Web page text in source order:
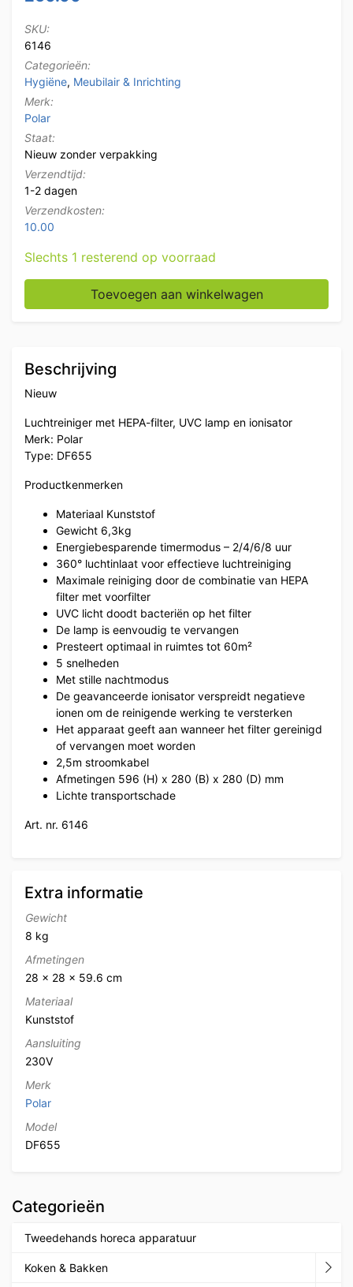
SKU:
6146
Categorieën:
Hygiëne, Meubilair & Inrichting
Merk:
Polar
Staat:
Nieuw zonder verpakking
Verzendtijd:
1-2 dagen
Verzendkosten:
10.00
Slechts 1 resterend op voorraad
Polar DF655 Luchtreiniger met HEPA-filter, UVC
Toevoegen aan winkelwagen
Beschrijving
Nieuw
Luchtreiniger met HEPA-filter, UVC lamp en ionisator
Merk: Polar
Type: DF655
Productkenmerken
Materiaal Kunststof
Gewicht 6,3kg
Energiebesparende timermodus – 2/4/6/8 uur
360° luchtinlaat voor effectieve luchtreiniging
Maximale reiniging door de combinatie van HEPA
filter met voorfilter
UVC licht doodt bacteriën op het filter
De lamp is eenvoudig te vervangen
Presteert optimaal in ruimtes tot 60m²
5 snelheden
Met stille nachtmodus
De geavanceerde ionisator verspreidt negatieve
ionen om de reinigende werking te versterken
Het apparaat geeft aan wanneer het filter gereinigd
of vervangen moet worden
2,5m stroomkabel
Afmetingen 596 (H) x 280 (B) x 280 (D) mm
Lichte transportschade
Art. nr. 6146
Extra informatie
Gewicht
8 kg
Afmetingen
28 × 28 × 59.6 cm
Materiaal
Kunststof
Aansluiting
230V
Merk
Polar
Model
DF655
Categorieën
Tweedehands horeca apparatuur
Koken & Bakken